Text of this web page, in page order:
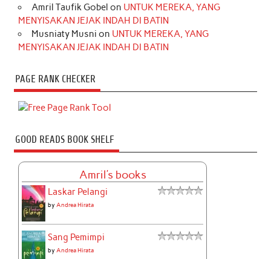
Amril Taufik Gobel on UNTUK MEREKA, YANG
MENYISAKAN JEJAK INDAH DI BATIN
Musniaty Musni on UNTUK MEREKA, YANG
MENYISAKAN JEJAK INDAH DI BATIN
PAGE RANK CHECKER
GOOD READS BOOK SHELF
Amril's books
Laskar Pelangi
byAndrea Hirata
Sang Pemimpi
byAndrea Hirata